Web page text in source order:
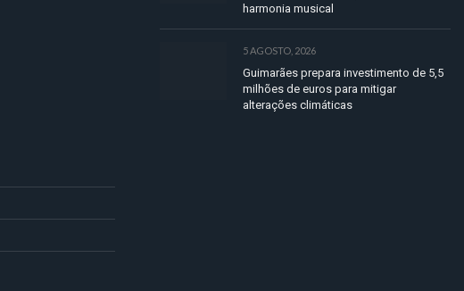
harmonia musical
5 AGOSTO, 2026
Guimarães prepara investimento de 5,5
milhões de euros para mitigar
alterações climáticas